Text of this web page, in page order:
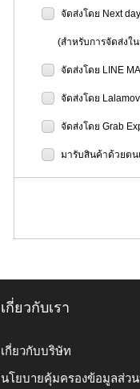
จัดส่งโดย Next
(สำหรับการจัดส่งใน
จัดส่งโดย LINE
จัดส่งโดย
จัดส่งโดย Grab
มารับสินค้าด้วยตน
เกี่ยวกับเรา
เกี่ยวกับบริษัท
นโยบายคุ้มครองข้อมูลส่ว